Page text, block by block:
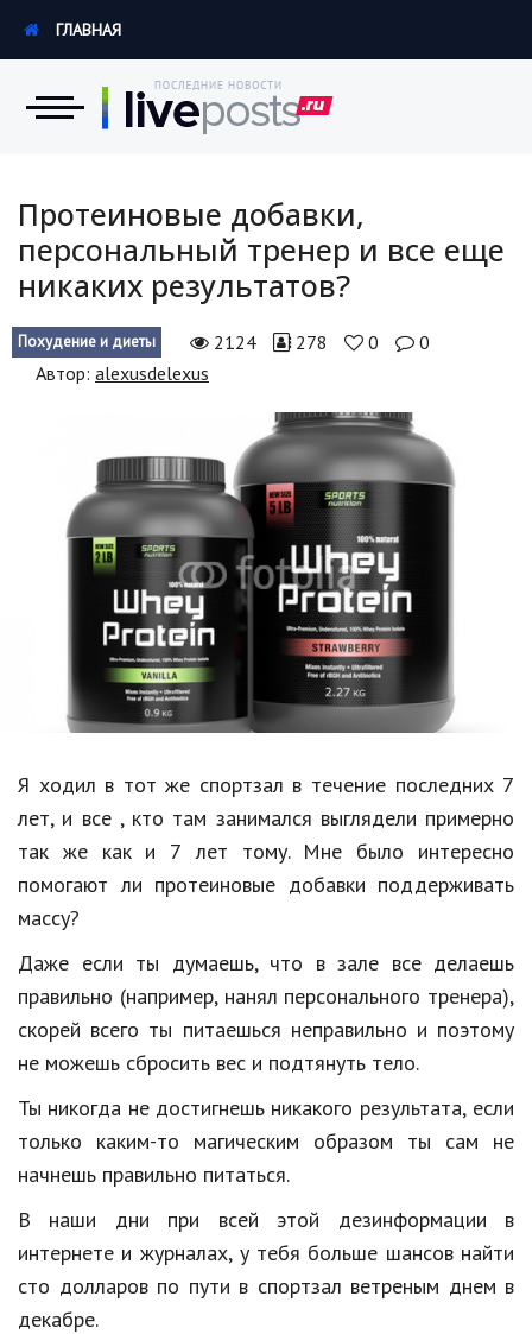
Экономика
Hi-Tech. Интернет
Наука и техника
Политика
Образование
Культура
Авто, мото
Знаменитости
Статьи
Обзоры
Рецепты
Красота и здоровье
Hi-Tech. Интернет
Авто, мото
Дом и сад
Недвижимость
Спорт и фитнес
Психология и отношения
ГЛАВНАЯ
Протеиновые добавки,
персональный тренер и все еще
никаких результатов?
Похудение и диеты 2124 278 0
0
Автор: alexusdelexus
Я ходил в тот же спортзал в течение последних 7
лет, и все, кто там занимался выглядели примерно
так же как и 7 лет тому. Мне было
интересно
помогают ли протеиновые добавки поддерживать
массу?
Даже если ты думаешь, что в зале все делаешь
правильно (например, нанял персонального тренера),
скорей всего ты питаешься неправильно и поэтому
не можешь сбросить вес и подтянуть тело.
Ты никогда не достигнешь никакого результата, если
только
каким-то магическим образом ты сам
не
начнешь правильно питаться.
В
наши дни при всей этой дезинформации
в
интернете и журналах, у тебя больше шансов найти
сто долларов по пути в спортзал ветреным днем в
декабре.